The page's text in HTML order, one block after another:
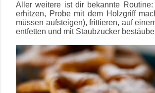
Aller weitere ist dir bekannte Routine:
erhitzen, Probe mit dem Holzgriff
müssen aufsteigen), frittieren, auf
entfetten und mit Staubzucker